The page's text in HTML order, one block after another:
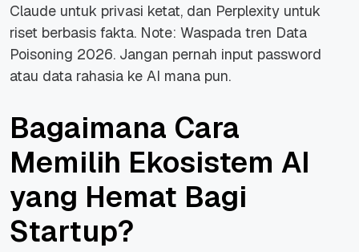
Claude untuk privasi ketat, dan Perplexity untuk
riset berbasis fakta. Note: Waspada tren Data
Poisoning 2026. Jangan pernah input password
atau data rahasia ke AI mana pun.
Bagaimana Cara
Memilih Ekosistem AI
yang Hemat Bagi
Startup?